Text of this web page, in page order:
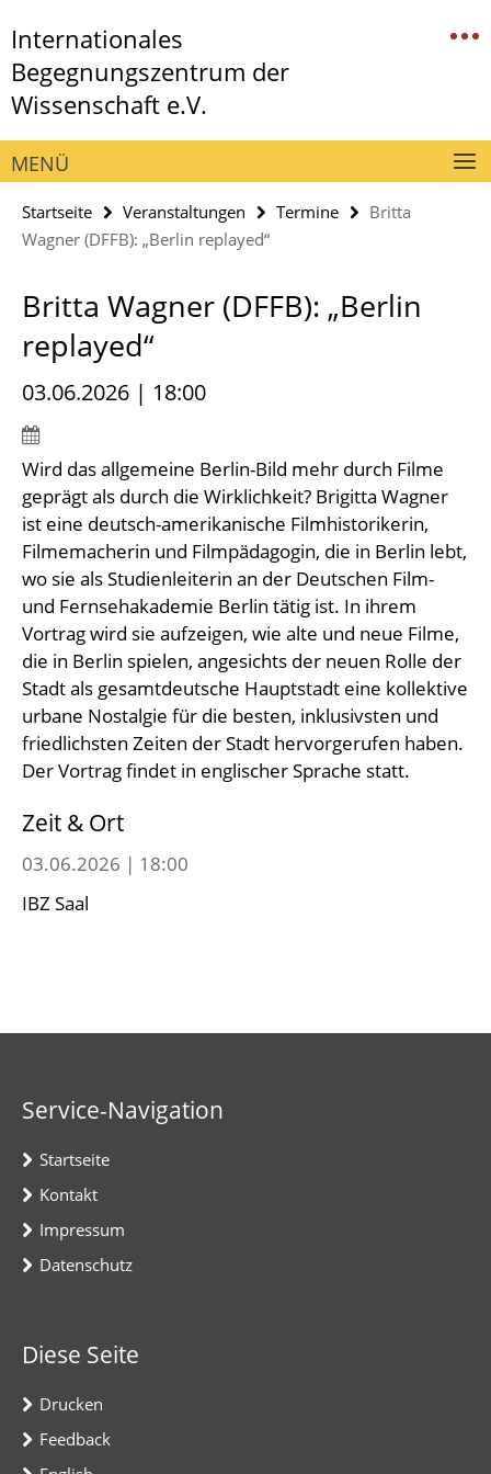
direkt
zu
Inhalt
Internationales
Begegnungszentrum der
Wissenschaft e.V.
Service-
Navigation
MENÜ
Startseite Veranstaltungen Termine
Britta
Wagner (DFFB): „Berlin replayed“
Britta Wagner (DFFB): „Berlin
replayed“
03.06.2026 | 18:00
Wird das allgemeine Berlin-Bild mehr durch Filme
geprägt als durch die Wirklichkeit? Brigitta Wagner
ist eine deutsch-amerikanische Filmhistorikerin,
Filmemacherin und Filmpädagogin, die in Berlin lebt,
wo sie als Studienleiterin an der Deutschen Film-
und Fernsehakademie Berlin tätig ist. In ihrem
Vortrag wird sie aufzeigen, wie alte und neue Filme,
die in Berlin spielen, angesichts der neuen Rolle der
Stadt als gesamtdeutsche Hauptstadt eine kollektive
urbane Nostalgie für die besten, inklusivsten und
friedlichsten Zeiten der Stadt hervorgerufen haben.
Der Vortrag findet in englischer Sprache statt.
Zeit & Ort
03.06.2026 | 18:00
IBZ Saal
Service-Navigation
Startseite
Kontakt
Impressum
Datenschutz
Diese Seite
Drucken
Feedback